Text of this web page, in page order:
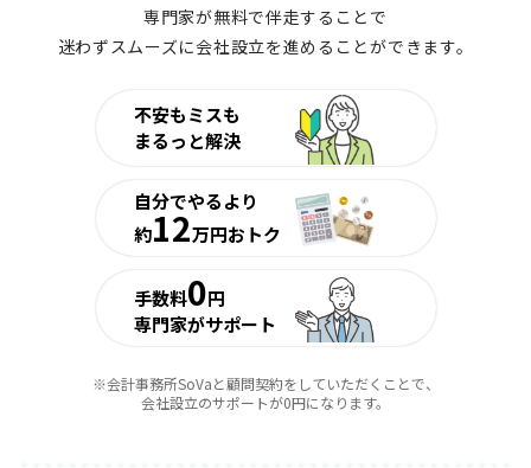
専門家が無料で伴走することで
迷わずスムーズに会社設立を進めることができます。
不安もミスも
まるっと解決
自分でやるより
約12万円おトク
手数料0円
専門家がサポート
※会計事務所SoVaと顧問契約をしていただくことで、
会社設立のサポートが0円になります。